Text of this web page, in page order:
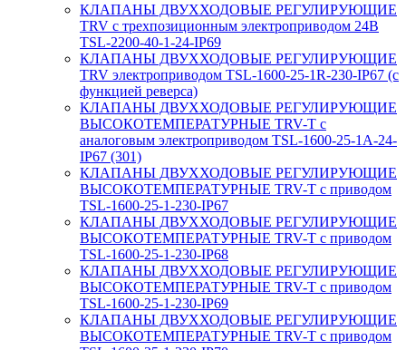
КЛАПАНЫ ДВУХХОДОВЫЕ РЕГУЛИРУЮЩИЕ
TRV с трехпозиционным электроприводом 24В
TSL-2200-40-1-24-IP69
КЛАПАНЫ ДВУХХОДОВЫЕ РЕГУЛИРУЮЩИЕ
TRV электроприводом TSL-1600-25-1R-230-IP67 (с
функцией реверса)
КЛАПАНЫ ДВУХХОДОВЫЕ РЕГУЛИРУЮЩИЕ
ВЫСОКОТЕМПЕРАТУРНЫЕ TRV-T с
аналоговым электроприводом TSL-1600-25-1А-24-
IP67 (301)
КЛАПАНЫ ДВУХХОДОВЫЕ РЕГУЛИРУЮЩИЕ
ВЫСОКОТЕМПЕРАТУРНЫЕ TRV-T с приводом
TSL-1600-25-1-230-IP67
КЛАПАНЫ ДВУХХОДОВЫЕ РЕГУЛИРУЮЩИЕ
ВЫСОКОТЕМПЕРАТУРНЫЕ TRV-T с приводом
TSL-1600-25-1-230-IP68
КЛАПАНЫ ДВУХХОДОВЫЕ РЕГУЛИРУЮЩИЕ
ВЫСОКОТЕМПЕРАТУРНЫЕ TRV-T с приводом
TSL-1600-25-1-230-IP69
КЛАПАНЫ ДВУХХОДОВЫЕ РЕГУЛИРУЮЩИЕ
ВЫСОКОТЕМПЕРАТУРНЫЕ TRV-T с приводом